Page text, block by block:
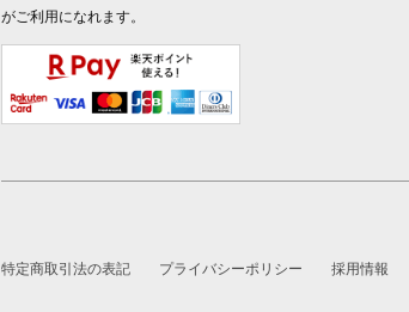
がご利用になれます。
特定商取引法の表記 プライバシーポリシー 採用情報